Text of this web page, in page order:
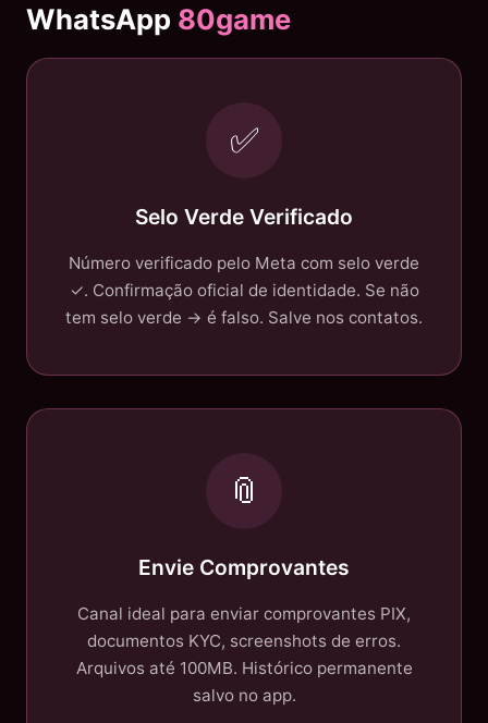
WhatsApp 80game
✅
Selo Verde Verificado
Número verificado pelo Meta com selo verde
✓. Confirmação oficial de identidade. Se não
tem selo verde → é falso. Salve nos contatos.
📎
Envie Comprovantes
Canal ideal para enviar comprovantes PIX,
documentos KYC, screenshots de erros.
Arquivos até 100MB. Histórico permanente
salvo no app.